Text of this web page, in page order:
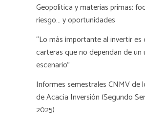
Geopolítica y materias primas:
riesgo… y oportunidades
“Lo más importante al invertir
carteras que no dependan de un
escenario”
Informes semestrales CNMV de
de Acacia Inversión (Segundo
2025)